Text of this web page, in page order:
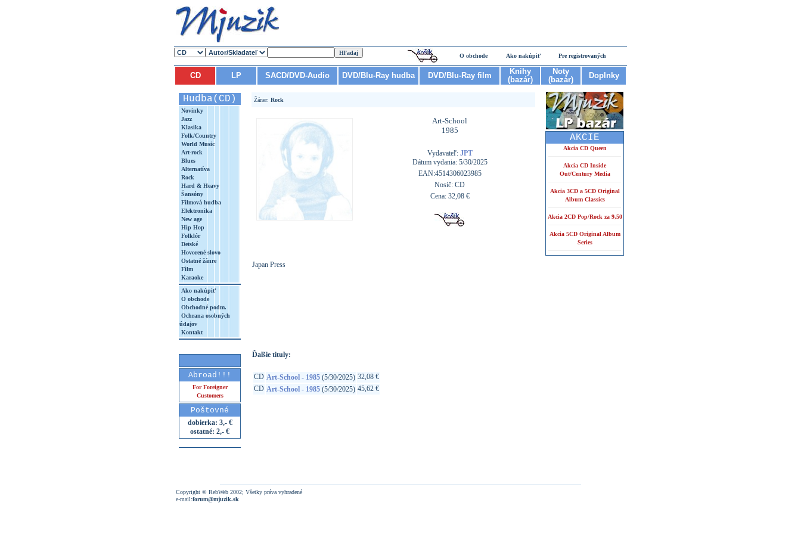
O obchode Ako nakúpiť Pre registrovaných
CD LP SACD/DVD-Audio DVD/Blu-Ray hudba DVD/Blu-Ray film
Knihy
(bazár)
Noty
(bazár)
Doplnky
Hudba(CD)
Novinky
Jazz
Klasika
Folk/Country
World Music
Art-rock
Blues
Alternatíva
Rock
Hard & Heavy
Šansóny
Filmová hudba
Elektronika
New age
Hip Hop
Folklór
Detské
Hovorené slovo
Ostatné žánre
Film
Karaoke
Ako nakúpiť
O obchode
Obchodné podm.
Ochrana osobných
údajov
Kontakt
Abroad!!!
For Foreigner
Customers
Poštovné
dobierka: 3,- €
ostatné: 2,- €
Žáner: Rock
Art-School
1985
Vydavateľ: JPT
Dátum vydania: 5/30/2025
EAN:4514306023985
Nosič: CD
Cena: 32,08 €
Japan Press
Ďalšie tituly:
CD Art-School - 1985 (5/30/2025) 32,08 €
CD Art-School - 1985 (5/30/2025) 45,62 €
AKCIE
Akcia CD Queen
Akcia CD Inside
Out/Century Media
Akcia 3CD a 5CD Original
Album Classics
Akcia 2CD Pop/Rock za 9,50
Akcia 5CD Original Album
Series
Copyright © RebWeb 2002; Všetky práva vyhradené
e-mail:forum@mjuzik.sk